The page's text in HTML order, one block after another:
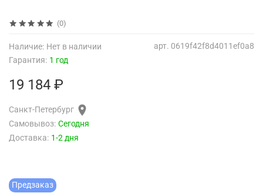
(0)
арт. 0619f42f8d4011ef0a8
Наличие: Нет в наличии
Гарантия: 1 год
Предзаказ
19 184 ₽
Санкт-Петербург
Самовывоз: Сегодня
Доставка: 1-2 дня